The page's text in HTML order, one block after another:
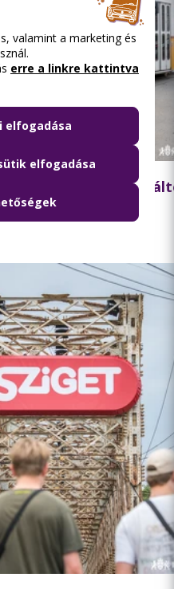
közlekedési
valamint a marketing és
erre a linkre kattintva
elfogadása
elfogadása